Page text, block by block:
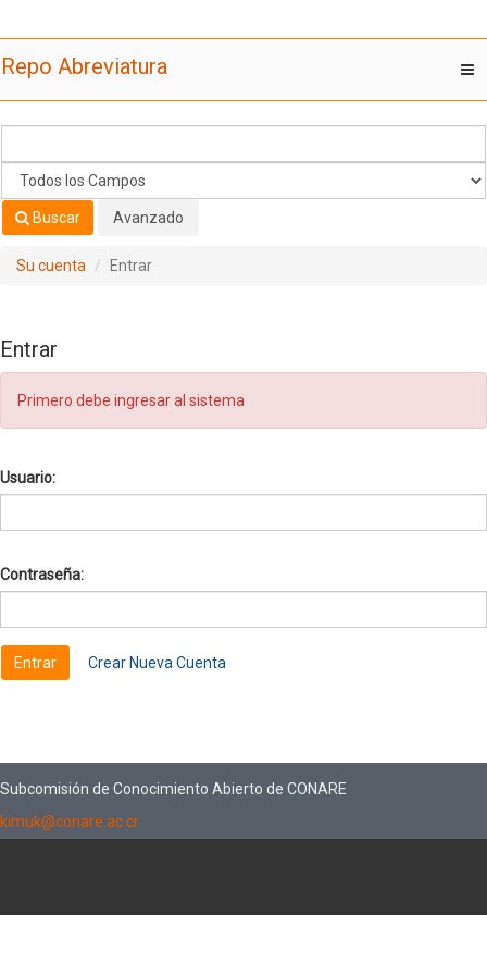
Repo Abreviatura
Buscar Avanzado
Su cuenta Entrar
Entrar
Primero debe ingresar al sistema
Usuario:
Contraseña:
Crear Nueva Cuenta
Subcomisión de Conocimiento Abierto de CONARE
kimuk@conare.ac.cr